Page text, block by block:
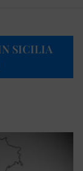
SICILIA